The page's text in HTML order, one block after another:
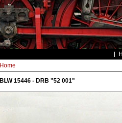
Home
BLW 15446 - DRB "52 001"